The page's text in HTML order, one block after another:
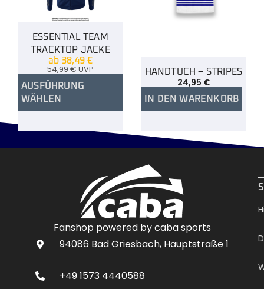
ESSENTIAL TEAM
TRACKTOP JACKE
ab 38,49 €
54,99€UVP
AUSFÜHRUNG
WÄHLEN
HANDTUCH – STRIPES
24,95 €
IN DEN WARENKORB
Fanshop powered by caba sports
94086 Bad Griesbach, Hauptstraße 1
+49 1573 4440588